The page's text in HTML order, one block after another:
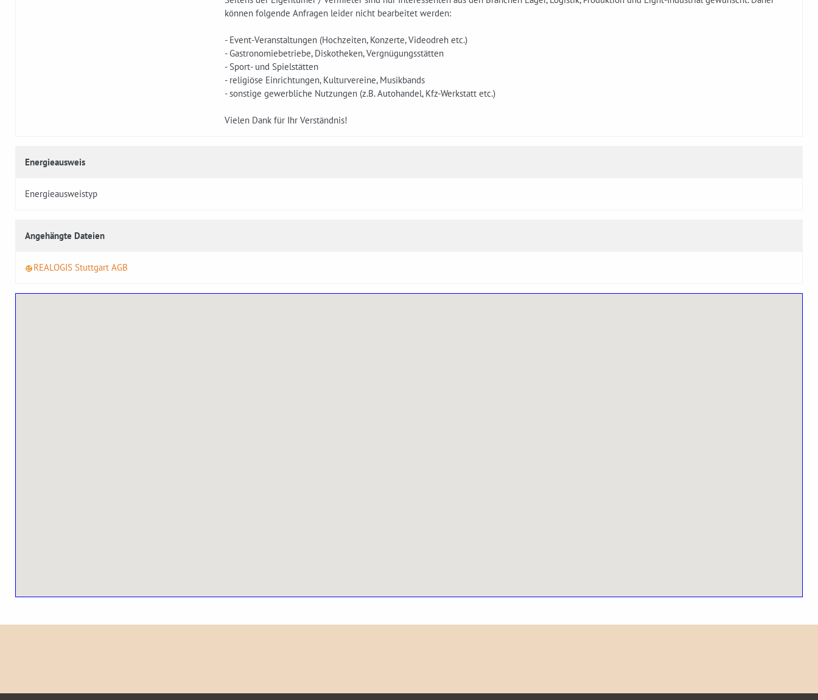
können folgende Anfragen leider nicht bearbeitet werden:
- Event-Veranstaltungen (Hochzeiten, Konzerte, Videodreh etc.)
- Gastronomiebetriebe, Diskotheken, Vergnügungsstätten
- Sport- und Spielstätten
- religiöse Einrichtungen, Kulturvereine, Musikbands
- sonstige gewerbliche Nutzungen (z.B. Autohandel, Kfz-Werkstatt etc.)
Vielen Dank für Ihr Verständnis!
Energieausweis
Energieausweistyp
Angehängte Dateien
REALOGIS Stuttgart AGB